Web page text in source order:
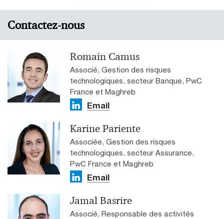
Contactez-nous
Romain Camus
Associé, Gestion des risques
technologiques, secteur Banque, PwC
France et Maghreb
Email
Karine Pariente
Associée, Gestion des risques
technologiques, secteur Assurance,
PwC France et Maghreb
Email
Jamal Basrire
Associé, Responsable des activités